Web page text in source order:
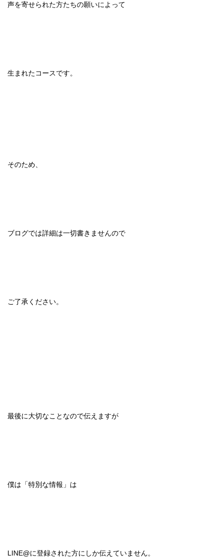
声を寄せられた方たちの願いによって
生まれたコースです。
そのため、
ブログでは詳細は一切書きませんので
ご了承ください。
最後に大切なことなので伝えますが
僕は「特別な情報」は
LINE@に登録された方にしか伝えていません。